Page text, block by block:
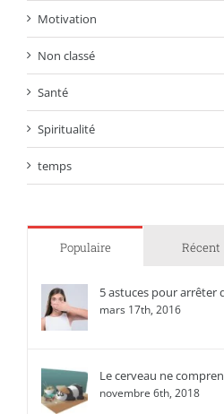
Motivation
Non classé
Santé
Spiritualité
temps
Populaire Récent
5 astuces pour arrêter
mars 17th, 2016
Le cerveau ne
novembre 6th, 2018